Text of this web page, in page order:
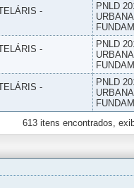
-
PNLD
-
PNLD
-
PNLD
613 itens encontrados,